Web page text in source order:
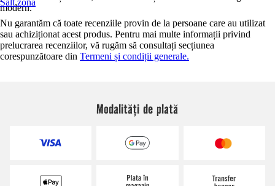
modern.
Salt zonă
Nu garantăm că toate recenziile provin de la persoane care au utilizat
sau achiziționat acest produs. Pentru mai multe informații privind
prelucrarea recenziilor, vă rugăm să consultați secțiunea
corespunzătoare din Termeni și condiții generale.
Modalități de plată